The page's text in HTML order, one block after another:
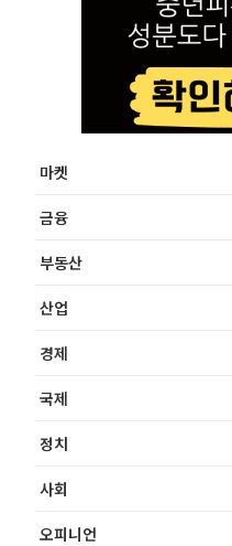
마켓
금융
부동산
산업
경제
국제
정치
사회
오피니언